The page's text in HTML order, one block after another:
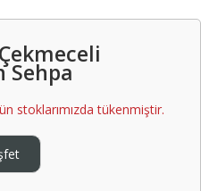
Sehpa
stoklarımızda tükenmiştir.